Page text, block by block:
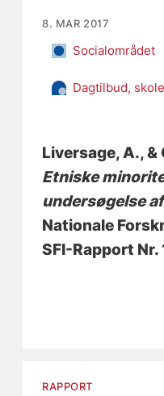
8. MAR 2017
Socialområdet
Dagtilbud,
Liversage, A., &
Etniske
undersøgelse
Nationale
SFI-Rapport Nr.
RAPPORT